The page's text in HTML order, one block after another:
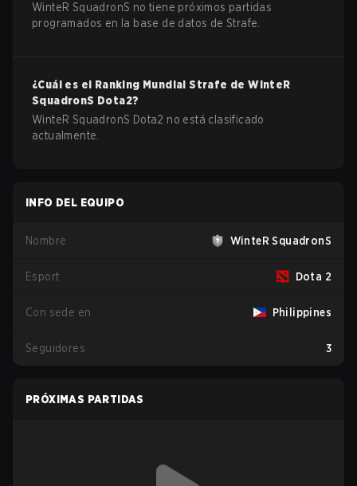
WinteR SquadronS no tiene próximos partidas
programados en la base de datos de Strafe.
¿Cuál es el Ranking Mundial Strafe deWinteR
SquadronS Dota2?
WinteR SquadronS Dota2 no está clasificado
actualmente.
INFO DEL EQUIPO
Nombre WinteR SquadronS
Esport Dota 2
Con sede en Philippines
Seguidores 3
PRÓXIMAS PARTIDAS